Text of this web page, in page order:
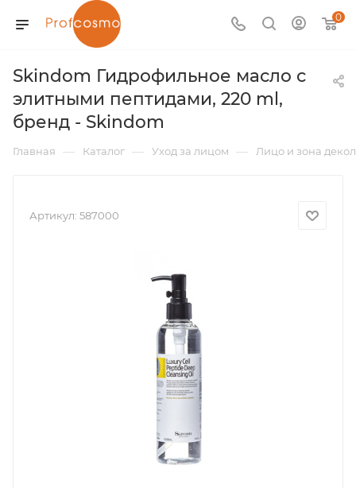
0
Skindom Гидрофильное масло с
элитными пептидами, 220 ml,
бренд - Skindom
Главная — Каталог — Уход за лицом — Лицо и зона
Артикул: 587000